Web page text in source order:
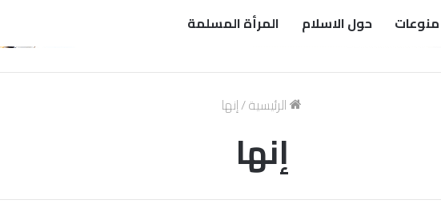
منوعات حول الاسلام المرأة المسلمة
الرئيسية/إنها
إنها